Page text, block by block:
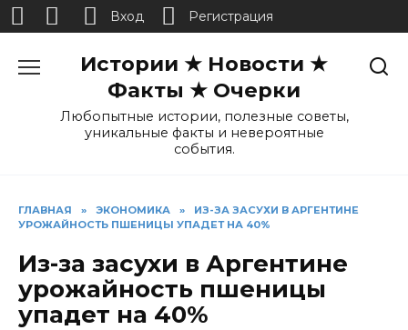
Истории ★ Новости ★
Факты ★ Очерки
Любопытные истории, полезные советы,
уникальные факты и невероятные
события.
ГЛАВНАЯ » ЭКОНОМИКА »
ИЗ-ЗА ЗАСУХИ В АРГЕНТИНЕ
УРОЖАЙНОСТЬ ПШЕНИЦЫ УПАДЕТ НА 40%
Из-за засухи в Аргентине
урожайность пшеницы
упадет на 40%
Вход Регистрация